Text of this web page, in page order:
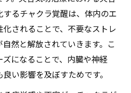
るチャクラ覚醒は、体内のエ
されることで、不要なストレ
然と解放されていきます。こ
になることで、内臓や神経
い影響を及ぼすためです。